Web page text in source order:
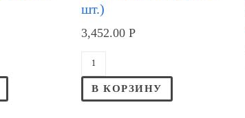
шт.)
3,452.00Р
В КОРЗИНУ